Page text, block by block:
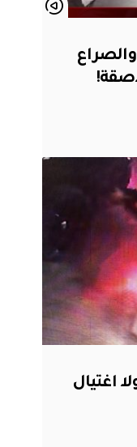
والصراع
اغتيال